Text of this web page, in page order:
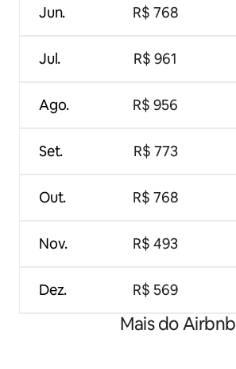
Jun.
Jul.
Ago.
Set.
Out.
Nov.
Dez.
R$ 768
R$ 961
R$ 956
R$ 773
R$ 768
R$ 493
R$ 569
Mais do Airbnb